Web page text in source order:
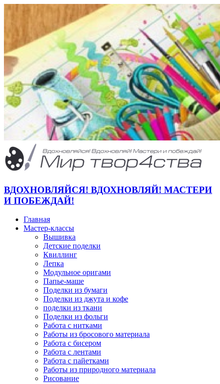
ВДОХНОВЛЯЙСЯ! ВДОХНОВЛЯЙ! МАСТЕРИ
И ПОБЕЖДАЙ!
Главная
Мастер-классы
Вышивка
Детские поделки
Квиллинг
Лепка
Модульное оригами
Папье-маше
Поделки из бумаги
Поделки из джута и кофе
поделки из ткани
Поделки из фольги
Работа с нитками
Работы из бросового материала
Работа с бисером
Работа с лентами
Работа с пайетками
Работы из природного материала
Рисование